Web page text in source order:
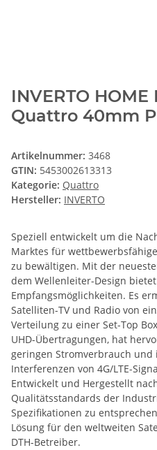
INVERTO
Quattro 40mm
Artikelnummer: 3468
GTIN: 5453002613313
Kategorie: Quattro
Hersteller: INVERTO
Speziell entwickelt um die
Marktes für
zu bewältigen. Mit der
dem Wellenleiter-Design
Empfangsmöglichkeiten. Es
Satelliten-TV und Radio von
Verteilung zu einer Set-Top
UHD-Übertragungen, hat
geringen Stromverbrauch und
Interferenzen von 4G/LTE-
Entwickelt und Hergestellt
Qualitätsstandards der
Spezifikationen zu
Lösung für den weltweiten
DTH-Betreiber.